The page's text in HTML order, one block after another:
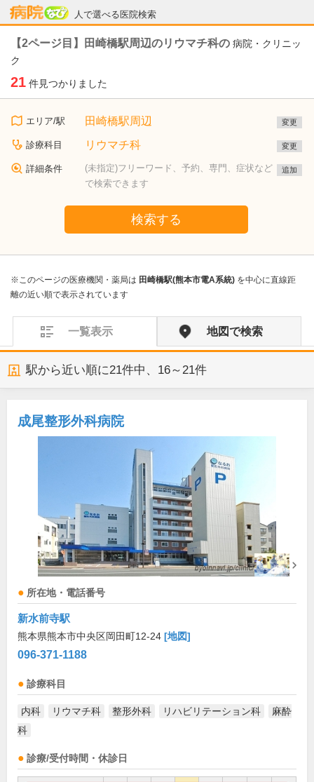
人で選べる医院検索
病院なび
【2ページ目】田崎橋駅周辺のリウマチ科の 病院・クリニッ
ク
21 件見つかりました
エリア/駅 田崎橋駅周辺 変更
診療科目 リウマチ科 変更
詳細条件
(未指定)フリーワード、予約、専門、症状など
で検索できます
追加
検索する
※このページの医療機関・薬局は 田崎橋駅(熊本市電A系統) を中心に直線距
離の近い順で表示されています
一覧表示 地図で検索
駅から近い順に21件中、 16～21件
成尾整形外科病院
所在地・電話番号
新水前寺駅
熊本県熊本市中央区岡田町12-24 [地図]
096-371-1188
診療科目
内科 リウマチ科 整形外科 リハビリテーション科
麻酔
科
診療/受付時間・休診日